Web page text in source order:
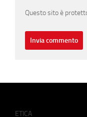
Questo sito è
ETICA